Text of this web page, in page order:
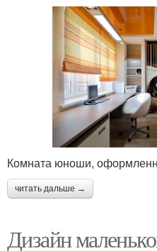
Комната юноши,
читать дальше →
Дизайн